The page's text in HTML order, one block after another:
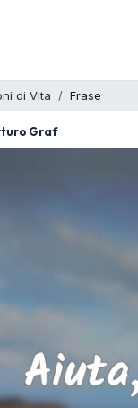
di Vita Frase
Graf